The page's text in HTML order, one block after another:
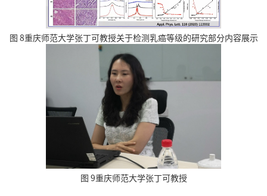
图 8重庆师范大学张丁可教授关于检测乳癌等级的研究部分内容展示
图 9重庆师范大学张丁可教授